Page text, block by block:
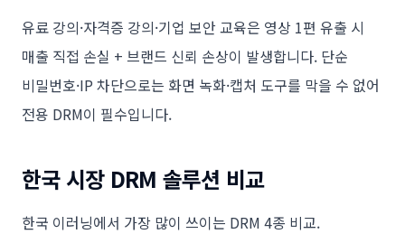
유료 강의·자격증 강의·기업 보안 교육은 영상 1편 유출 시
매출 직접 손실 + 브랜드 신뢰 손상이 발생합니다. 단순
비밀번호·IP 차단으로는 화면 녹화·캡처 도구를 막을 수 없어
전용 DRM이 필수입니다.
한국 시장 DRM 솔루션 비교
한국 이러닝에서 가장 많이 쓰이는 DRM 4종 비교.